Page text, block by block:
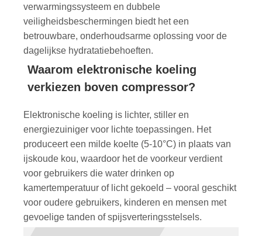
verwarmingssysteem en dubbele
veiligheidsbeschermingen biedt het een
betrouwbare, onderhoudsarme oplossing voor de
dagelijkse hydratatiebehoeften.
Waarom elektronische koeling
verkiezen boven compressor?
Elektronische koeling is lichter, stiller en
energiezuiniger voor lichte toepassingen. Het
produceert een milde koelte (5-10°C) in plaats van
ijskoude kou, waardoor het de voorkeur verdient
voor gebruikers die water drinken op
kamertemperatuur of licht gekoeld – vooral geschikt
voor oudere gebruikers, kinderen en mensen met
gevoelige tanden of spijsverteringsstelsels.